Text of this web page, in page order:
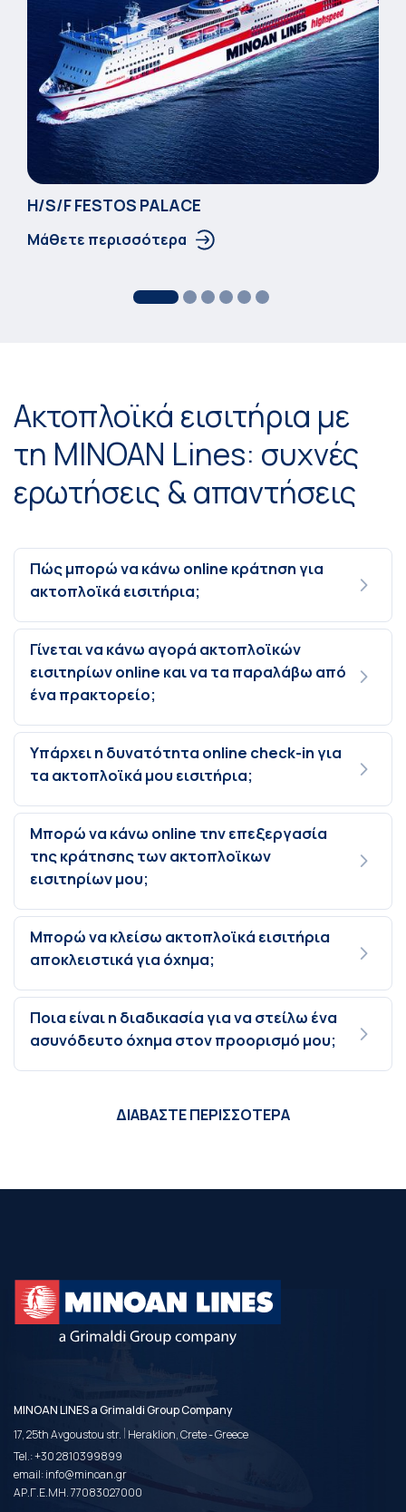
Η/S/F FESTOS PALACΕ
Μάθετε περισσότερα
Ακτοπλοϊκά εισιτήρια με
τη MINOAN Lines: συχνές
ερωτήσεις & απαντήσεις
Πώς μπορώ να κάνω online κράτηση για
ακτοπλοϊκά εισιτήρια;
Γίνεται να κάνω αγορά ακτοπλοϊκών
εισιτηρίων online και να τα παραλάβω από
ένα πρακτορείο;
Υπάρχει η δυνατότητα online check-in για
τα ακτοπλοϊκά μου εισιτήρια;
Μπορώ να κάνω online την επεξεργασία
της κράτησης των ακτοπλοϊκων
εισιτηρίων μου;
Μπορώ να κλείσω ακτοπλοϊκά εισιτήρια
αποκλειστικά για όχημα;
Ποια είναι η διαδικασία για να στείλω ένα
ασυνόδευτο όχημα στον προορισμό μου;
ΔΙΑΒΑΣΤΕ ΠΕΡΙΣΣΟΤΕΡΑ
MINOAN LINES a Grimaldi Group Company
17, 25th Avgoustou str. | Heraklion, Crete - Greece
Tel.:+30 2810399899
email:info@minoan.gr
ΑΡ.Γ.Ε.ΜΗ. 77083027000